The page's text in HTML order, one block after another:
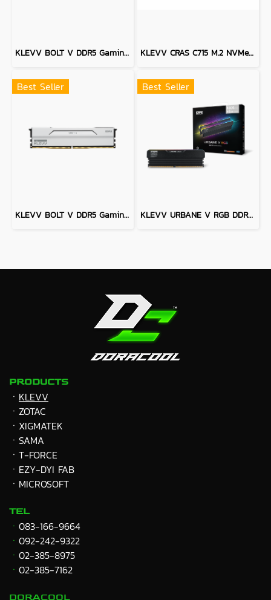
KLEVV BOLT V DDR5 Gaming OC Memory - 64GB (32GBx2) 6000MHZ PURE WHITE KLEVV CRAS C715 M.2 NVMe PCIe Gen3X4 SSD - 512GB
Best Seller
KLEVV BOLT V DDR5 Gaming OC Memory - 64GB (32GBx2) 6400MHZ PURE WHITE
Best Seller
KLEVV URBANE V RGB DDR5 Gaming OC Memory - 32GB (16GBx2) 6000MHz Black CL28
PRODUCTS
ㆍ KLEVV
ㆍZOTAC
ㆍXIGMATEK
ㆍ SAMA
ㆍT-FORCE
ㆍEZY-DYI FAB
ㆍMICROSOFT
TEL
ㆍ 083-166-9664
ㆍ 092-242-9322
ㆍ 02-385-8975
ㆍ 02-385-7162
DORACOOL